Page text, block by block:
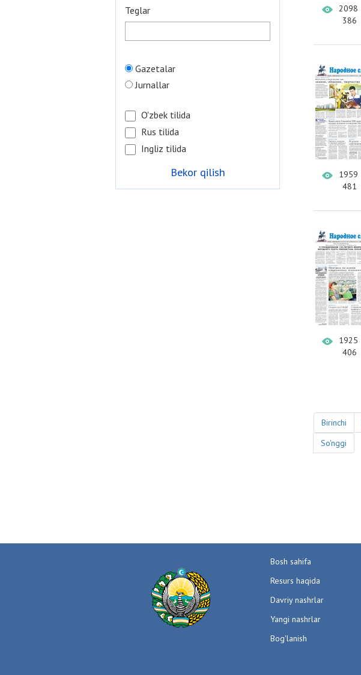
2098
386
1959
481
1925
406
Birinchi
So'nggi
Teglar
Gazetalar
Jurnallar
O'zbek tilida
Rus tilida
Ingliz tilida
Bekor qilish
Bosh sahifa
Resurs haqida
Davriy nashrlar
Yangi nashrlar
Bog'lanish